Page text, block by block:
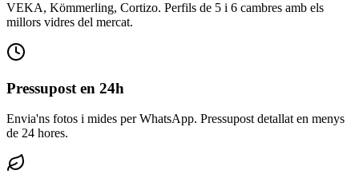
VEKA, Kömmerling, Cortizo. Perfils de 5 i 6 cambres amb els
millors vidres del mercat.
Pressupost en 24h
Envia'ns fotos i mides per WhatsApp. Pressupost detallat en menys
de 24 hores.